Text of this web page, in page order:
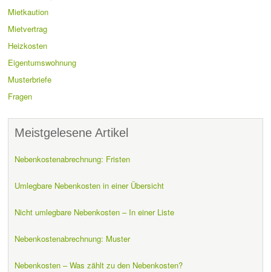
Mietkaution
Mietvertrag
Heizkosten
Eigentumswohnung
Musterbriefe
Fragen
Meistgelesene Artikel
Nebenkostenabrechnung: Fristen
Umlegbare Nebenkosten in einer Übersicht
Nicht umlegbare Nebenkosten – In einer Liste
Nebenkostenabrechnung: Muster
Nebenkosten – Was zählt zu den Nebenkosten?